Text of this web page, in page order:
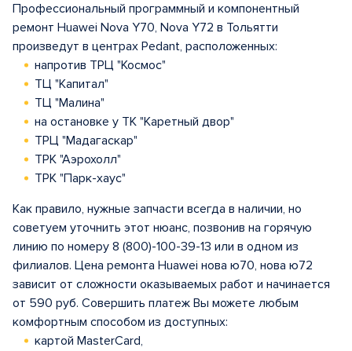
Профессиональный программный и компонентный
ремонт Huawei Nova Y70, Nova Y72 в Тольятти
произведут в центрах Pedant, расположенных:
напротив ТРЦ "Космос"
ТЦ "Капитал"
ТЦ "Малина"
на остановке у ТК "Каретный двор"
ТРЦ "Мадагаскар"
ТРК "Аэрохолл"
ТРК "Парк-хаус"
Как правило, нужные запчасти всегда в наличии, но
советуем уточнить этот нюанс, позвонив на горячую
линию по номеру 8 (800)-100-39-13 или в одном из
филиалов. Цена ремонта Huawei нова ю70, нова ю72
зависит от сложности оказываемых работ и начинается
от 590 руб. Совершить платеж Вы можете любым
комфортным способом из доступных:
картой MasterCard,